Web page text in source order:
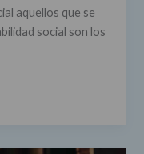
aquellos que se
social son los